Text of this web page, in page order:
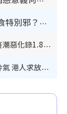
鬼門開2026｜農曆七月撞正日全食特別邪？專家警告切忌做一事！揭4大禁忌+2招保平安
奪命寄生蟲｜食生菜狂瀉首現死者！疫潮惡化錄1.8萬宗病例 揭洗菜3大謬誤
內地客歎港人唔識老！揭港鐵保鮮級冷氣 港人求放過：咪投訴